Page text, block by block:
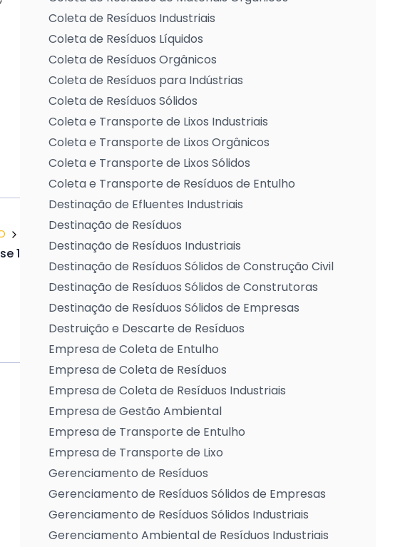
1
Coleta de Resíduos Industriais
Coleta de Resíduos Líquidos
Coleta de Resíduos Orgânicos
Coleta de Resíduos para Indústrias
Coleta de Resíduos Sólidos
Coleta e Transporte de Lixos Industriais
Coleta e Transporte de Lixos Orgânicos
Coleta e Transporte de Lixos Sólidos
Coleta e Transporte de Resíduos de Entulho
Destinação de Efluentes Industriais
Destinação de Resíduos
Destinação de Resíduos Industriais
Destinação de Resíduos Sólidos de Construção Civil
Destinação de Resíduos Sólidos de Construtoras
Destinação de Resíduos Sólidos de Empresas
Destruição e Descarte de Resíduos
Empresa de Coleta de Entulho
Empresa de Coleta de Resíduos
Empresa de Coleta de Resíduos Industriais
Empresa de Gestão Ambiental
Empresa de Transporte de Entulho
Empresa de Transporte de Lixo
Gerenciamento de Resíduos
Gerenciamento de Resíduos Sólidos de Empresas
Gerenciamento de Resíduos Sólidos Industriais
Gerenciamento Ambiental de Resíduos Industriais